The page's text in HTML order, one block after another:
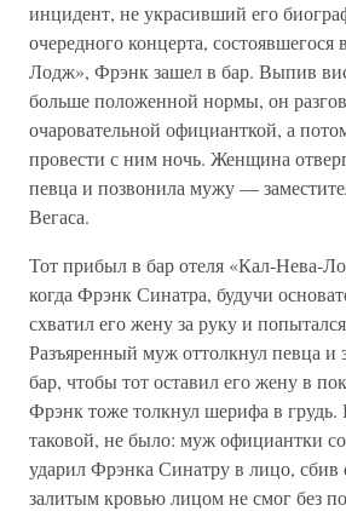
инцидент, не украсивший его
очередного концерта,
Лодж», Фрэнк зашел в бар. Выпив
больше положенной нормы, он
очаровательной официанткой, а
провести с ним ночь. Женщина
певца и позвонила мужу —
Вегаса.
Тот прибыл в бар отеля «Кал-Нева-
когда Фрэнк Синатра, будучи
схватил его жену за руку и
Разъяренный муж оттолкнул певца и
бар, чтобы тот оставил его жену в
Фрэнк тоже толкнул шерифа в грудь.
таковой, не было: муж официантки со
ударил Фрэнка Синатру в лицо, сбив
залитым кровью лицом не смог без